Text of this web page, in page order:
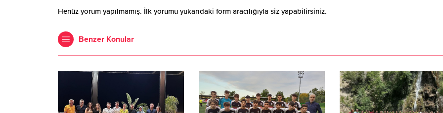
Henüz yorum yapılmamış. İlk yorumu yukarıdaki form aracılığıyla siz yapabilirsiniz.
Benzer Konular